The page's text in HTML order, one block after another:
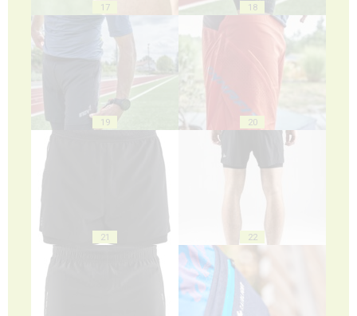
17 18
19 20
21 22